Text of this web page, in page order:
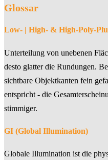
Glossar
Low- | High- & High-Poly-
Unterteilung von unebenen
desto glatter die Rundungen.
sichtbare Objektkanten fein
entspricht - die
stimmiger.
GI (Global Illumination)
Globale Illumination ist die